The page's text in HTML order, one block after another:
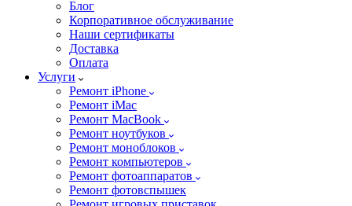
Блог
Корпоративное обслуживание
Наши сертификаты
Доставка
Оплата
Услуги
Ремонт iPhone
Ремонт iMac
Ремонт MacBook
Ремонт ноутбуков
Ремонт моноблоков
Ремонт компьютеров
Ремонт фотоаппаратов
Ремонт фотовспышек